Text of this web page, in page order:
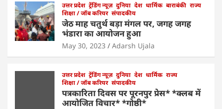
उत्तर प्रदेश ट्रेंडिंग न्यूज़ दुनिया देश धार्मिक बाराबंकी राज्य
शिक्षा / जॉब करियर संपादकीय
जेठ माह चतुर्थ बड़ा मंगल पर, जगह जगह
भंडारा का आयोजन हुआ
May 30, 2023 Adarsh Ujala
उत्तर प्रदेश ट्रेंडिंग न्यूज़ दुनिया देश धार्मिक राज्य
शिक्षा / जॉब करियर संपादकीय
पत्रकारिता दिवस पर पूरनपुर प्रेस* *क्लब में
आयोजित विचार* *गोष्ठी*